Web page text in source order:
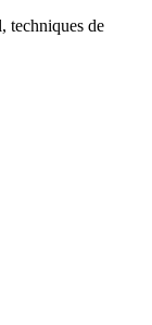
techniques de